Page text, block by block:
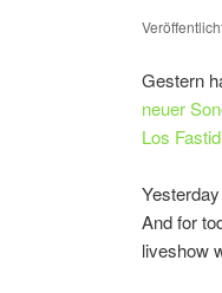
Gestern
neuer
Los
And for
liveshow